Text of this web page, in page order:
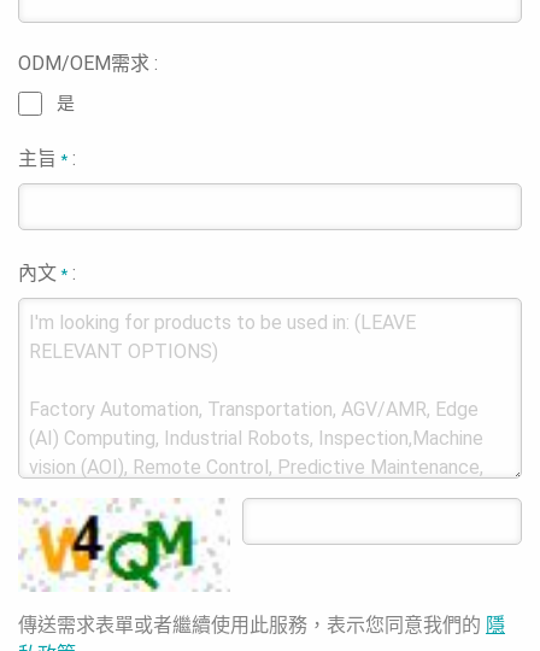
ODM/OEM需求 :
是
主旨* :
內文* :
傳送需求表單或者繼續使用此服務，表示您同意我們的 隱